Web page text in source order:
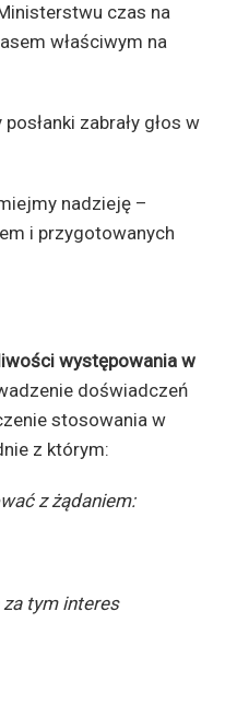
czas na
właściwym na
zabrały głos w
nadzieję –
i przygotowanych
występowania w
doświadczeń
stosowania w
z którym:
z żądaniem:
tym interes